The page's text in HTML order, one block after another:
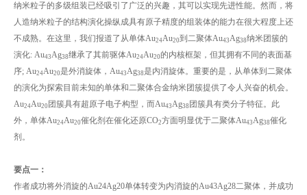
纳米粒子的多级组装已经吸引了广泛的兴趣，其可以实现先进性能。然而，将
人造纳米粒子的结构演化操纵成具有原子精度的组装体的能力在很大程度上还
不成熟。在这里，我们报道了从单体Au24Au20到二聚体Au43Ag38纳米团簇的
演化: Au43Ag38继承了其前驱体Au24Au20的内核框架，但其拥有不同的表面基
序; Au24Au20是外消旋体，Au43Ag38是内消旋体。重要的是，从单体到二聚体
的演化为探索目前未知的单体和二聚体合金纳米团簇提供了令人兴奋的机会。
Au24Au20 团簇具有超原子电子构型，而Au43Ag38 团簇具有类分子特征。此
外，单体Au24Au20催化剂在催化还原CO2方面明显优于二聚体Au43Ag38催化
剂。
要点一：
作者成功将外消旋的Au24Ag20单体转变为内消旋的Au43Ag28二聚体，并成功